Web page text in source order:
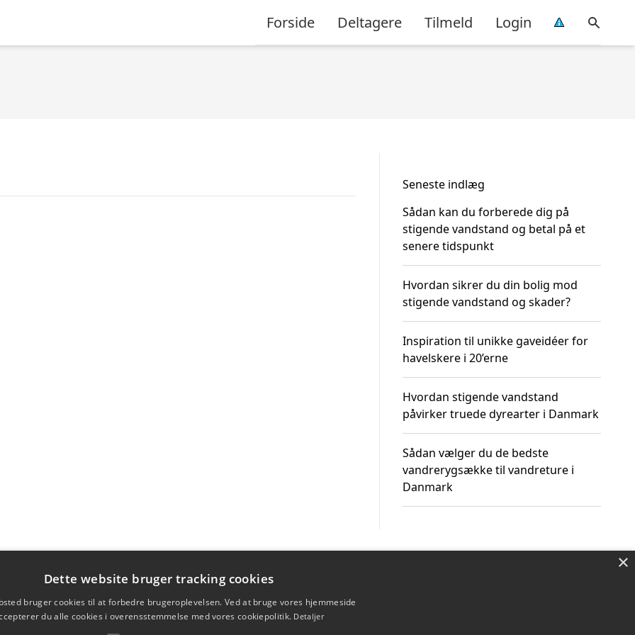
Forside Deltagere Tilmeld Login
Seneste indlæg
Sådan kan du forberede dig på
stigende vandstand og betal på et
senere tidspunkt
Hvordan sikrer du din bolig mod
stigende vandstand og skader?
Inspiration til unikke gaveidéer for
havelskere i 20’erne
Hvordan stigende vandstand
påvirker truede dyrearter i Danmark
Sådan vælger du de bedste
vandrerygsække til vandreture i
Danmark
×
Dette website bruger tracking cookies
bruger cookies til at forbedre brugeroplevelsen. Ved at bruge vores hjemmeside
du alle cookies i overensstemmelse med vores cookiepolitik. Detaljer